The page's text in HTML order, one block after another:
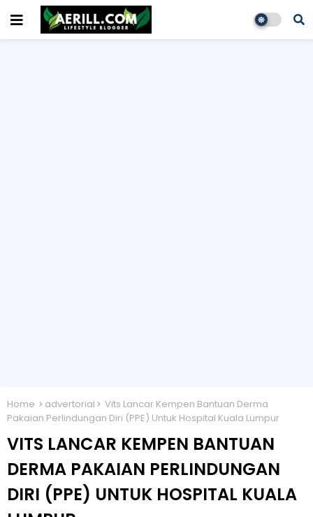
Home advertorial
Vits Lancar Kempen Bantuan Derma
Pakaian Perlindungan Diri (PPE) Untuk Hospital Kuala Lumpur
VITS LANCAR KEMPEN BANTUAN
DERMA PAKAIAN PERLINDUNGAN
DIRI (PPE) UNTUK HOSPITAL KUALA